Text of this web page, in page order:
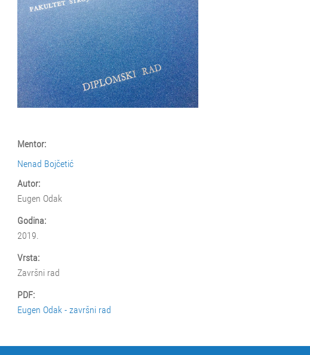
Mentor:
Nenad Bojčetić
Autor:
Eugen Odak
Godina:
2019.
Vrsta:
Završni rad
PDF:
Eugen Odak - završni rad